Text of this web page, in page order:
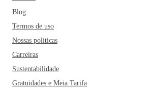
Blog
Termos de uso
Nossas políticas
Carreiras
Sustentabilidade
Gratuidades e Meia Tarifa